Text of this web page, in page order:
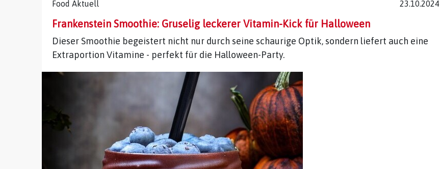
Food Aktuell 23.10.2024
Frankenstein Smoothie: Gruselig leckerer Vitamin-Kick für Halloween
Dieser Smoothie begeistert nicht nur durch seine schaurige Optik, sondern liefert auch eine
Extraportion Vitamine - perfekt für die Halloween-Party.